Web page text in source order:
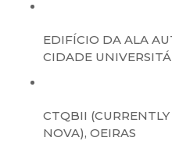
EDIFÍCIO DA ALA
CIDADE
CTQBII
NOVA), OEIRAS